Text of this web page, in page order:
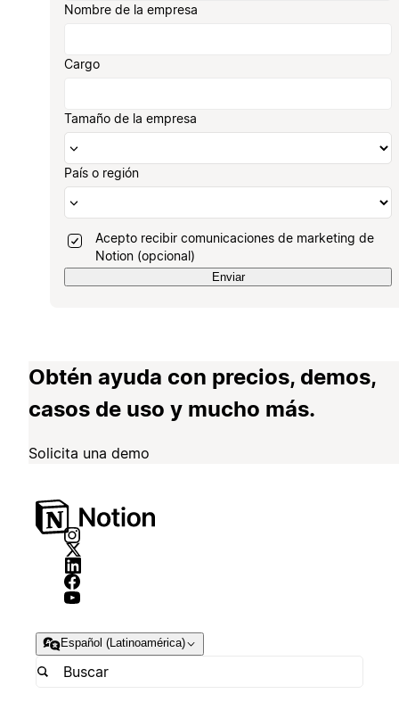
Nombre de la empresa
Cargo
Tamaño de la empresa
País o región
Acepto recibir comunicaciones de marketing de
Notion (opcional)
Enviar
Obtén ayuda con precios, demos,
casos de uso y mucho más.
Solicita una demo
Español (Latinoamérica)